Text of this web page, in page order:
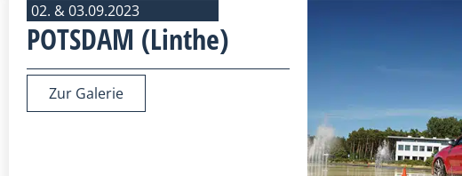
02. & 03.09.2023
POTSDAM (Linthe)
Zur Galerie